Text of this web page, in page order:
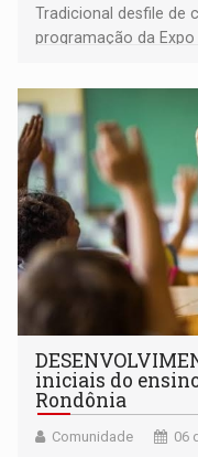
Tradicional desfile de
programação da
iniciais do
Rondônia
Comunidade 06